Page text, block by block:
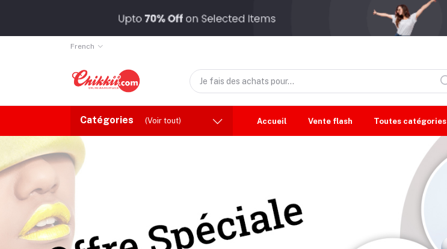
French
Catégories (Voir tout) Accueil Vente flash Toutes catégories